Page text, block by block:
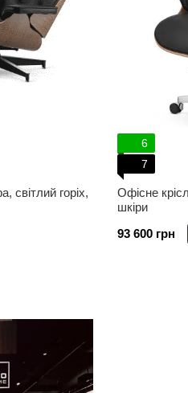
світлий горіх,
6
7
Офісне
шкіри
93 600 грн